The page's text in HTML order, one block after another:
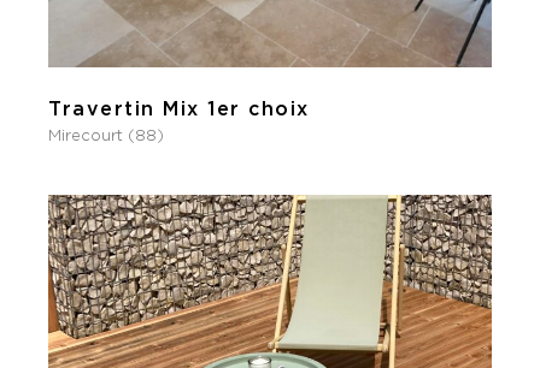
Travertin Mix 1er choix
Mirecourt (88)